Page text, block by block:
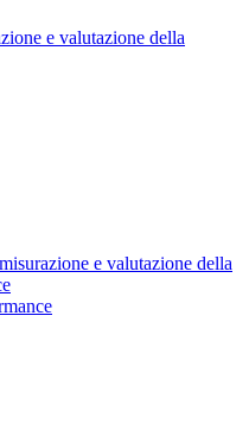
e valutazione della
e valutazione della